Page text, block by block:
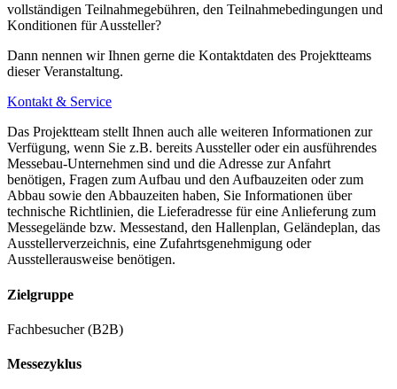
vollständigen Teilnahmegebühren, den Teilnahmebedingungen und
Konditionen für Aussteller?
Dann nennen wir Ihnen gerne die Kontaktdaten des Projektteams
dieser Veranstaltung.
Kontakt & Service
Das Projektteam stellt Ihnen auch alle weiteren Informationen zur
Verfügung, wenn Sie z.B. bereits Aussteller oder ein ausführendes
Messebau-Unternehmen sind und die Adresse zur Anfahrt
benötigen, Fragen zum Aufbau und den Aufbauzeiten oder zum
Abbau sowie den Abbauzeiten haben, Sie Informationen über
technische Richtlinien, die Lieferadresse für eine Anlieferung zum
Messegelände bzw. Messestand, den Hallenplan, Geländeplan, das
Ausstellerverzeichnis, eine Zufahrtsgenehmigung oder
Ausstellerausweise benötigen.
Zielgruppe
Fachbesucher (B2B)
Messezyklus